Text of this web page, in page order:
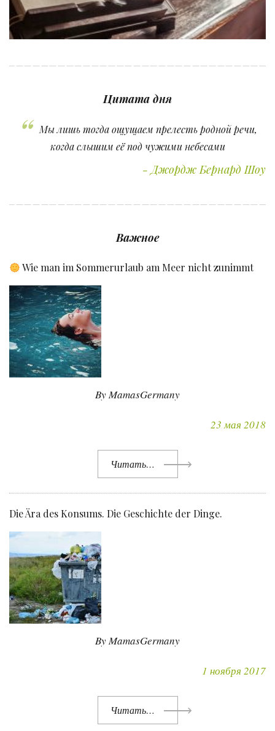
Цитата дня
Мы лишь тогда ощущаем прелесть родной речи,
когда слышим её под чужими небесами
Джордж Бернард Шоу
Важное
Wie man im Sommerurlaub am Meer nicht zunimmt
By MamasGermany
23 мая 2018
Читать…
Die Ära des Konsums. Die Geschichte der Dinge.
By MamasGermany
1 ноября 2017
Читать…